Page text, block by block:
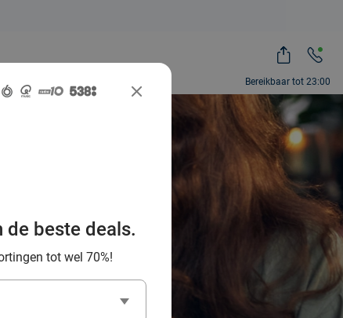
Bereikbaar tot 23:00
6x
de beste deals.
tot wel 70%!